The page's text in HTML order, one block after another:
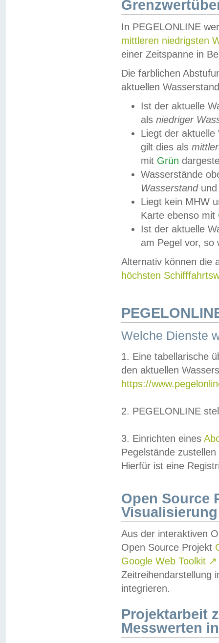
In PEGELONLINE
mittleren niedrigsten
einer Zeitspanne in
Die farblichen
aktuellen
Ist der aktuelle
als niedriger
Liegt der
gilt dies als
mit Grün
Wasserstände
Wasserstandund
Liegt kein MHW
Karte ebenso mit
Ist der aktuelle
am Pegel vor,
Alternativ können die
höchsten
Welche Dienste
1. Eine tabellarische
den aktuellen
https://
2. PEGELONLINE
3. Einrichten eines
Pegelstände
Hierfür ist eine
Open Source
Visualisierung
Aus der interaktiven
Open Source Projekt
Google Web Toolkit ↗
Zeitreihendarstellung
integrieren.
Projektarbeit
Messwerten